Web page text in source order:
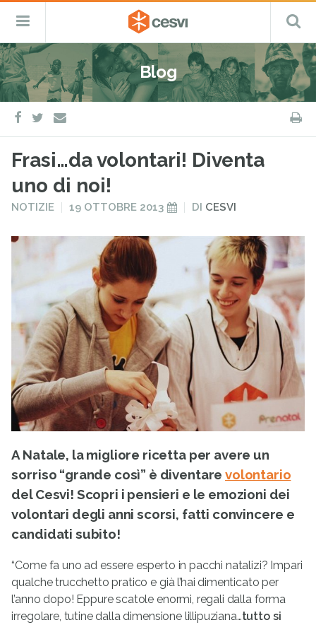
Salta
al
contenuto
CESVI
Fondazione
–
ETS
Cooperazione,
Emergenza
e
Sviluppo
Menu
Blog
facebook
twitter
e-
mail
Frasi…da volontari! Diventa
uno di noi!
PUBBLICATO
NOTIZIE
PUBBLICATO
IL
19 OTTOBRE 2013 DI CESVI
A Natale, la migliore ricetta per avere un
sorriso “grande così” è diventarevolontario
del Cesvi! Scopri i pensieri e le emozioni dei
volontari degli anni scorsi, fatti convincere e
candidati subito!
“Come fa uno ad essere esperto in pacchi natalizi? Impari
qualche trucchetto pratico e già l’hai dimenticato per
l’anno dopo! Eppure scatole enormi, regali dalla forma
irregolare, tutine dalla dimensione lillipuziana…tutto si